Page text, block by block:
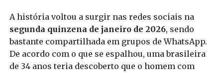
A história voltou a surgir nas redes sociais na
segunda quinzena de janeiro de 2026, sendo
bastante compartilhada em grupos de WhatsApp.
De acordo com o que se espalhou, uma brasileira
de 34 anos teria descoberto que o homem com